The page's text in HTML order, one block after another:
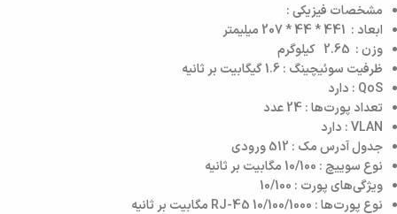
مشخصات فیزیکی :
ابعاد : 441 * 44 * 207
میلیمتر
وزن : 2.65 کیلوگرم
ظرفیت سوئیچینگ :1.6گیگابیت بر ثانیه
QoS : دارد
تعداد پورت‌ها :24عدد
VLAN: دارد
جدول آدرس مک : 512ورودی
نوع سوییچ : 10/100 مگابیت بر ثانیه
ویژگی‌های پورت : 10/100
نوع پورت‌ها : RJ-45 10/100/1000 مگابیت بر ثانیه